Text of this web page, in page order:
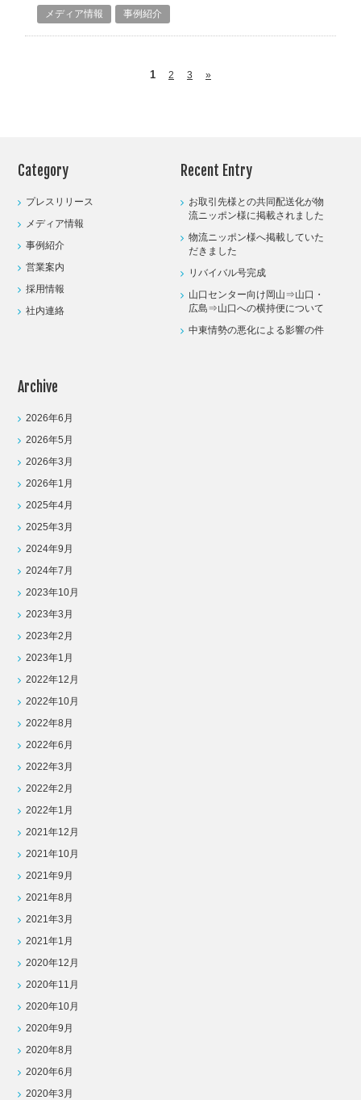
メディア情報
事例紹介
1 2 3 »
Category
プレスリリース
メディア情報
事例紹介
営業案内
採用情報
社内連絡
Recent Entry
お取引先様との共同配送化が物
流ニッポン様に掲載されました
物流ニッポン様へ掲載していた
だきました
リバイバル号完成
山口センター向け岡山⇒山口・
広島⇒山口への横持便について
中東情勢の悪化による影響の件
Archive
2026年6月
2026年5月
2026年3月
2026年1月
2025年4月
2025年3月
2024年9月
2024年7月
2023年10月
2023年3月
2023年2月
2023年1月
2022年12月
2022年10月
2022年8月
2022年6月
2022年3月
2022年2月
2022年1月
2021年12月
2021年10月
2021年9月
2021年8月
2021年3月
2021年1月
2020年12月
2020年11月
2020年10月
2020年9月
2020年8月
2020年6月
2020年3月